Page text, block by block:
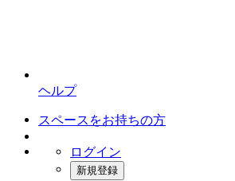
ヘルプ
スペースをお持ちの方
ログイン
新規登録